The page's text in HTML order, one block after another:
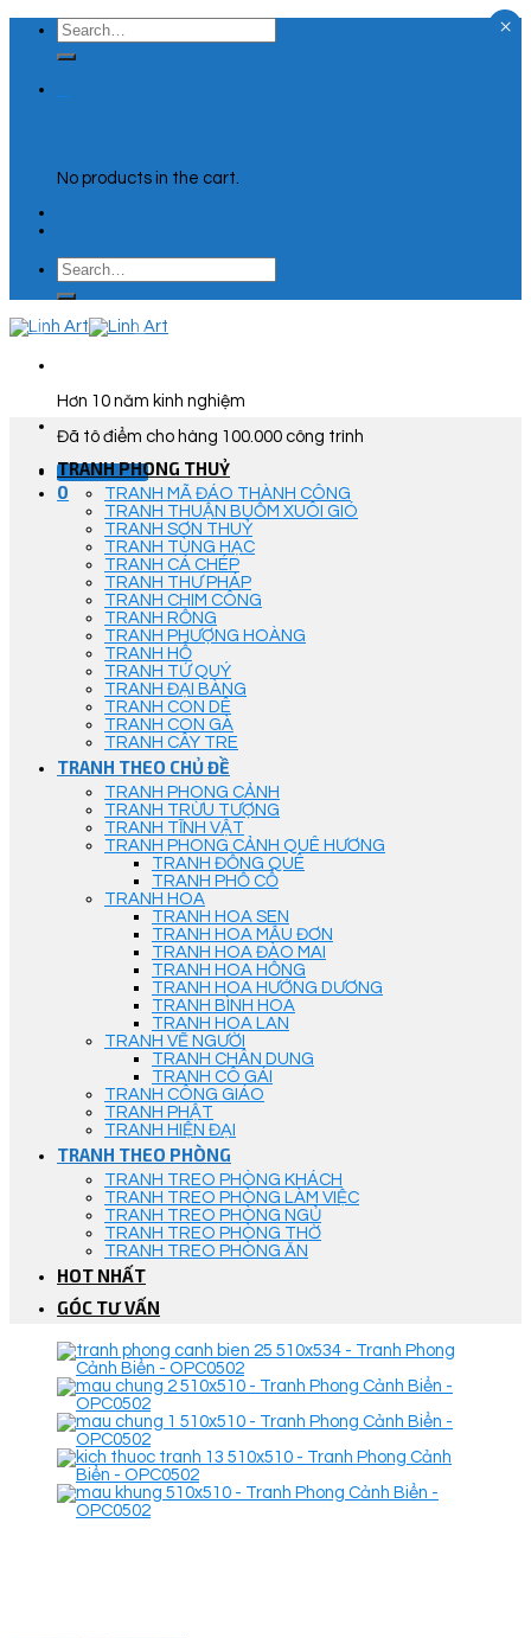
Skip
content
Search
for:
No products in the cart.
Search
for:
Hơn 10 năm kinh nghiệm
Đã tô điểm cho hàng 100.000 công trình
Góc Tư Vấn
0
TRANH PHONG THUỶ
TRANH MÃ ĐÁO THÀNH CÔNG
TRANH THUẬN BUỒM XUÔI GIÓ
TRANH SƠN THUỶ
TRANH TÙNG HẠC
TRANH CÁ CHÉP
TRANH THƯ PHÁP
TRANH CHIM CÔNG
TRANH RỒNG
TRANH PHƯỢNG HOÀNG
TRANH HỔ
TRANH TỨ QUÝ
TRANH ĐẠI BÀNG
TRANH CON DÊ
TRANH CON GÀ
TRANH CÂY TRE
TRANH THEO CHỦ ĐỀ
TRANH PHONG CẢNH
TRANH TRỪU TƯỢNG
TRANH TĨNH VẬT
TRANH PHONG CẢNH QUÊ HƯƠNG
TRANH ĐỒNG QUÊ
TRANH PHỐ CỔ
TRANH HOA
TRANH HOA SEN
TRANH HOA MẪU ĐƠN
TRANH HOA ĐÀO MAI
TRANH HOA HỒNG
TRANH HOA HƯỚNG DƯƠNG
TRANH BÌNH HOA
TRANH HOA LAN
TRANH VẼ NGƯỜI
TRANH CHÂN DUNG
TRANH CÔ GÁI
TRANH CÔNG GIÁO
TRANH PHẬT
TRANH HIỆN ĐẠI
TRANH THEO PHÒNG
TRANH TREO PHÒNG KHÁCH
TRANH TREO PHÒNG LÀM VIỆC
TRANH TREO PHÒNG NGỦ
TRANH TREO PHÒNG THỜ
TRANH TREO PHÒNG ĂN
HOT NHẤT
GÓC TƯ VẤN
×